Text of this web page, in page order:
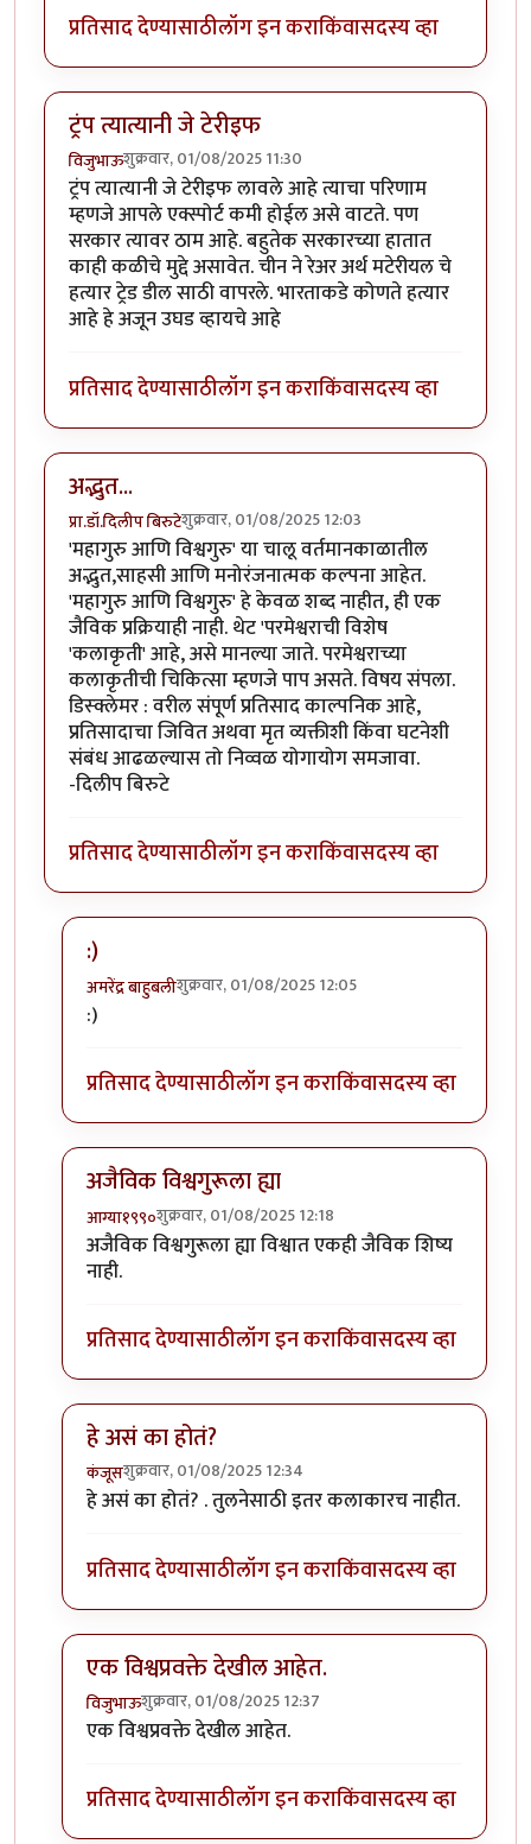
प्रतिसाद देण्यासाठीलॉग इन कराकिंवासदस्य व्हा
ट्रंप त्यात्यानी जे टेरीइफ
विजुभाऊशुक्रवार, 01/08/2025 11:30
ट्रंप त्यात्यानी जे टेरीइफ लावले आहे त्याचा परिणाम
म्हणजे आपले एक्स्पोर्ट कमी होईल असे वाटते. पण
सरकार त्यावर ठाम आहे. बहुतेक सरकारच्या हातात
काही कळीचे मुद्दे असावेत. चीन ने रेअर अर्थ मटेरीयल चे
हत्यार ट्रेड डील साठी वापरले. भारताकडे कोणते हत्यार
आहे हे अजून उघड व्हायचे आहे
प्रतिसाद देण्यासाठीलॉग इन कराकिंवासदस्य व्हा
अद्भुत...
प्रा.डॉ.दिलीप बिरुटेशुक्रवार, 01/08/2025 12:03
'महागुरु आणि विश्वगुरु' या चालू वर्तमानकाळातील
अद्भुत,साहसी आणि मनोरंजनात्मक कल्पना आहेत.
'महागुरु आणि विश्वगुरु' हे केवळ शब्द नाहीत, ही एक
जैविक प्रक्रियाही नाही. थेट 'परमेश्वराची विशेष
'कलाकृती' आहे, असे मानल्या जाते. परमेश्वराच्या
कलाकृतीची चिकित्सा म्हणजे पाप असते. विषय संपला.
डिस्क्लेमर : वरील संपूर्ण प्रतिसाद काल्पनिक आहे,
प्रतिसादाचा जिवित अथवा मृत व्यक्तीशी किंवा घटनेशी
संबंध आढळल्यास तो निव्वळ योगायोग समजावा.
-दिलीप बिरुटे
प्रतिसाद देण्यासाठीलॉग इन कराकिंवासदस्य व्हा
:)
अमरेंद्र बाहुबलीशुक्रवार, 01/08/2025 12:05
In reply to
:)
प्रतिसाद देण्यासाठीलॉग इन कराकिंवासदस्य व्हा
अजैविक विश्वगुरूला ह्या
आग्या१९९०शुक्रवार, 01/08/2025 12:18
In reply toअद्भुत...byप्रा.डॉ.दिलीप बिरुटे
अजैविक विश्वगुरूला ह्या विश्वात एकही जैविक शिष्य
नाही.
प्रतिसाद देण्यासाठीलॉग इन कराकिंवासदस्य व्हा
हे असं का होतं?
कंजूसशुक्रवार, 01/08/2025 12:34
In reply toअद्भुत...byप्रा.डॉ.दिलीप बिरुटे
हे असं का होतं? . तुलनेसाठी इतर कलाकारच नाहीत.
प्रतिसाद देण्यासाठीलॉग इन कराकिंवासदस्य व्हा
एक विश्वप्रवक्ते देखील आहेत.
विजुभाऊशुक्रवार, 01/08/2025 12:37
In reply toअद्भुत...byप्रा.डॉ.दिलीप बिरुटे
एक विश्वप्रवक्ते देखील आहेत.
प्रतिसाद देण्यासाठीलॉग इन कराकिंवासदस्य व्हा